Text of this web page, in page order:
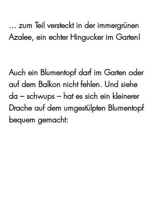
... zum Teil versteckt in der immergrünen
Azalee, ein echter Hingucker im Garten!
Auch ein Blumentopf darf im Garten oder
auf dem Balkon nicht fehlen. Und siehe
da – schwups – hat es sich ein kleinerer
Drache auf dem umgestülpten Blumentopf
bequem gemacht: